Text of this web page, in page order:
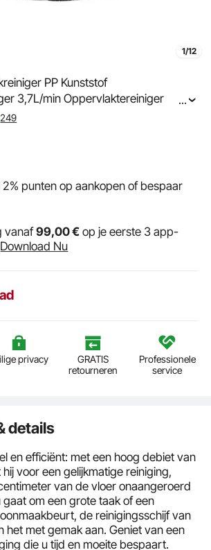
1/12
PP Kunststof
3,7L/min Oppervlaktereiniger
Bestratingsreinigingsapparaat Max.
...
249
2% punten op aankopen of bespaar
vanaf99,00€ op je eerste 3 app-
Download Nu
privacy
GRATIS
retourneren
Professionele
service
details
en efficiënt: met een hoog debiet van
voor een gelijkmatige reiniging,
van de vloer onaangeroerd
gaat om een ​​grote taak of een
de reinigingsschijf van
het met gemak aan. Geniet van een
die u tijd en moeite bespaart.